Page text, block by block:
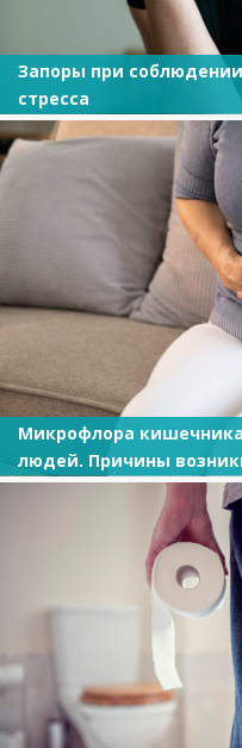
Запоры при
стресса
Микрофлора
людей. Причины